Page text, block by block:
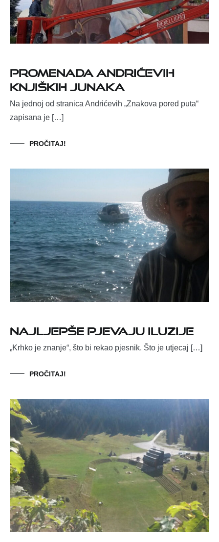
Promenada Andrićevih
knjiških junaka
Na jednoj od stranica Andrićevih „Znakova pored puta“
zapisana je […]
PROČITAJ!
Najljepše pjevaju iluzije
„Krhko je znanje“, što bi rekao pjesnik. Što je utjecaj […]
PROČITAJ!